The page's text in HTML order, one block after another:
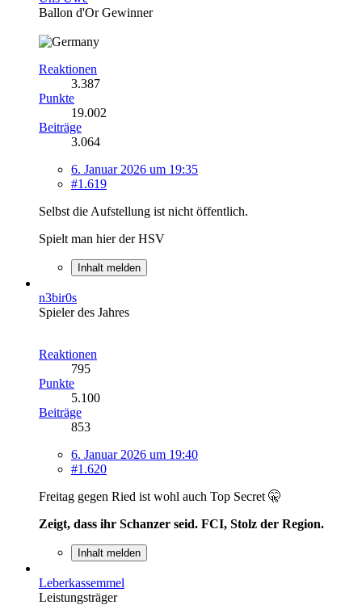
Ballon d'Or Gewinner
Reaktionen
3.387
Punkte
19.002
Beiträge
3.064
6. Januar 2026 um 19:35
#1.619
Selbst die Aufstellung ist nicht öffentlich.
Spielt man hier der HSV
Inhalt melden
n3bir0s
Spieler des Jahres
Reaktionen
795
Punkte
5.100
Beiträge
853
6. Januar 2026 um 19:40
#1.620
Freitag gegen Ried ist wohl auch Top Secret 🤫
Zeigt, dass ihr Schanzer seid. FCI, Stolz der Region.
Inhalt melden
Leberkassemmel
Leistungsträger